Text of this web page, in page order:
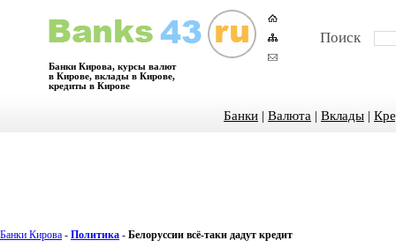
Банки Кирова, курсы валют
в Кирове, вклады в Кирове,
кредиты в Кирове
Поиск
Банки | Валюта | Вклады |
Банки Кирова - Политика - Белоруссии всё-таки дадут кредит